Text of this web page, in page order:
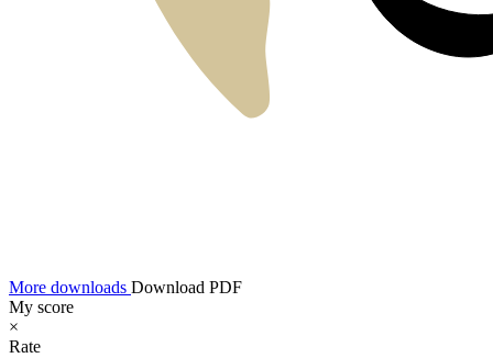
More downloads Download PDF
My score
×
Rate